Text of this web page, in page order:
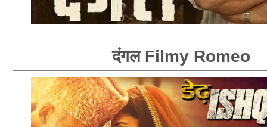
दंगल Filmy Romeo